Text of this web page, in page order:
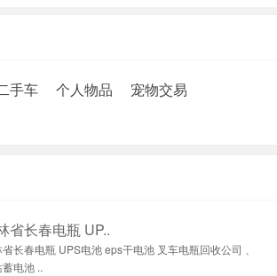
手车 个人物品
宠物交易
省长春电瓶 UP..
长春电瓶 UPS电池 eps干电池 叉车电瓶回收公司 、
电池 ..